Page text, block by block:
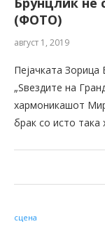
(ФОТО)
август 1, 2019
Пејачката
„Ѕвездите на
хармоникашот
брак со исто
сцена